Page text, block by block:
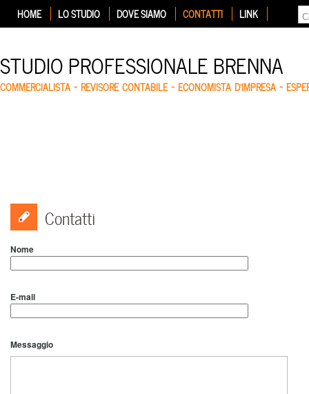
HOME LO STUDIO DOVE SIAMO CONTATTI LINK
STUDIO PROFESSIONALE BRENNA
COMMERCIALISTA – REVISORE CONTABILE – ECONOMISTA D'IMPRESA –
Contatti
Nome
E-mail
Messaggio